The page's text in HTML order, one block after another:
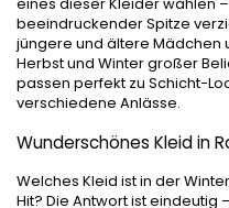
beeindruckender Spitze
jüngere und ältere Mädchen
Herbst und Winter großer
passen perfekt zu Schicht-
verschiedene Anlässe.
Wunderschönes Kleid in
Welches Kleid ist in der
Hit? Die Antwort ist eindeutig